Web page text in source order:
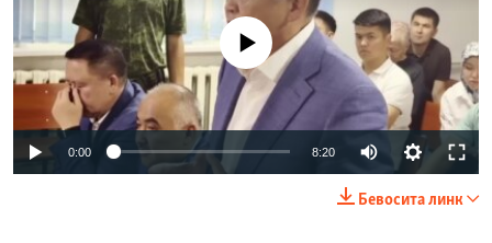
Айни дамда медиа-манба мавжуд эмас
0:00 8:20
Бевосита линк